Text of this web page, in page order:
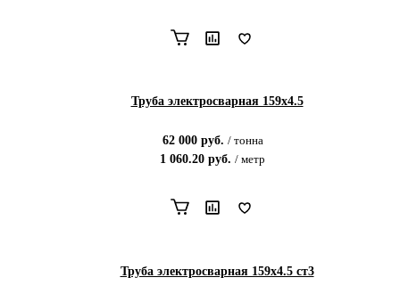
Труба электросварная 159х4.5
62 000руб. / тонна
1 060.20 руб. / метр
Труба электросварная 159х4.5 ст3